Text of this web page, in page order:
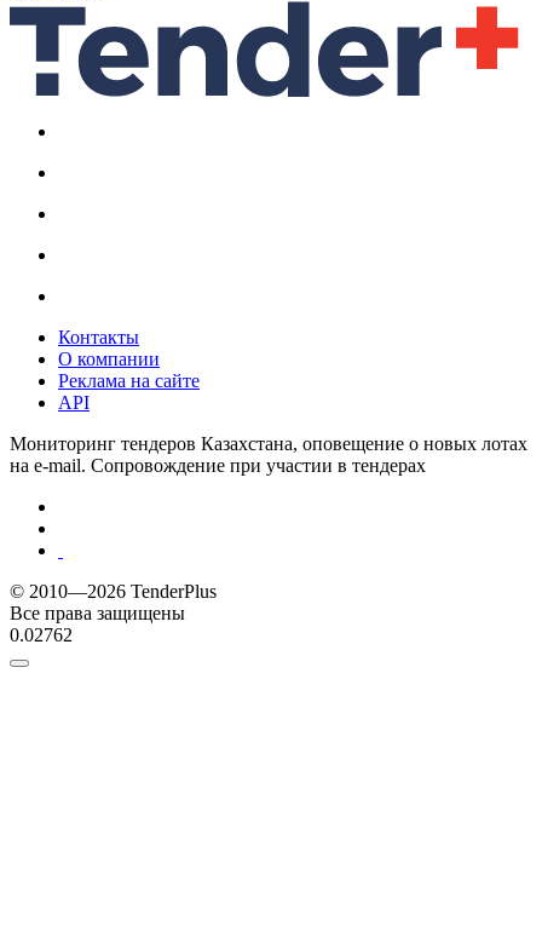
Контакты
О компании
Реклама на сайте
API
Мониторинг тендеров Казахстана, оповещение о новых лотах
на e-mail. Сопровождение при участии в тендерах
© 2010—2026 TenderPlus
Все права защищены
0.02762